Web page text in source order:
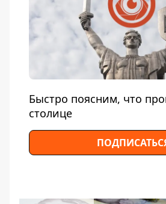
Быстро поясним, что
столице